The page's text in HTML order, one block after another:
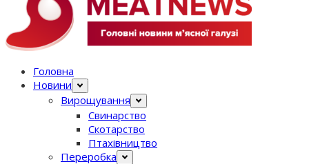
Головна
Новини
Вирощування
Свинарство
Скотарство
Птахівництво
Переробка